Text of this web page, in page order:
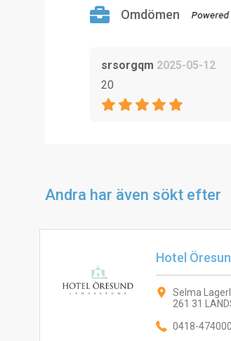
Omdömen
srsorgqm 2025-05-12
20
Andra har även sökt efter
Hotel
Selma
261 31
0418-474000